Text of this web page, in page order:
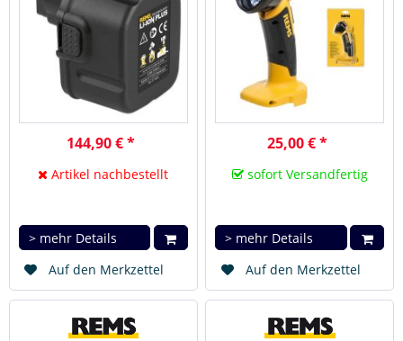
144,90 € *
Artikel nachbestellt
> mehr Details
Auf den Merkzettel
25,00 € *
sofort Versandfertig
> mehr Details
Auf den Merkzettel